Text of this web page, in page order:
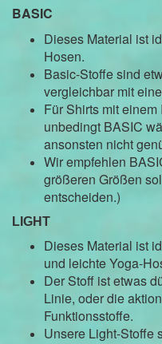
BASIC
Dieses Material ist
Hosen.
Basic-Stoffe sind
vergleichbar mit
Für Shirts mit
unbedingt BASIC
ansonsten nicht
Wir empfehlen
größeren Größen
entscheiden.)
LIGHT
Dieses Material ist
und leichte Yoga-
Der Stoff ist etwas
Linie, oder die
Funktionsstoffe.
Unsere Light-Stoffe